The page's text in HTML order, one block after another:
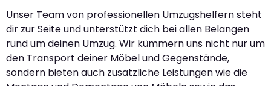
Unser Team von professionellen Umzugshelfern steht
dir zur Seite und unterstützt dich bei allen Belangen
rund um deinen Umzug. Wir kümmern uns nicht nur um
den Transport deiner Möbel und Gegenstände,
sondern bieten auch zusätzliche Leistungen wie die